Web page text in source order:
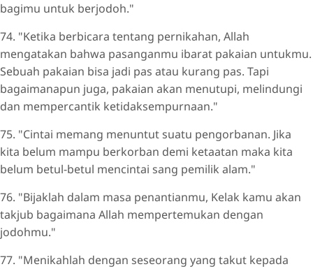
bagimu untuk berjodoh."
74. "Ketika berbicara tentang pernikahan, Allah
mengatakan bahwa pasanganmu ibarat pakaian untukmu.
Sebuah pakaian bisa jadi pas atau kurang pas. Tapi
bagaimanapun juga, pakaian akan menutupi, melindungi
dan mempercantik ketidaksempurnaan."
75. "Cintai memang menuntut suatu pengorbanan. Jika
kita belum mampu berkorban demi ketaatan maka kita
belum betul-betul mencintai sang pemilik alam."
76. "Bijaklah dalam masa penantianmu, Kelak kamu akan
takjub bagaimana Allah mempertemukan dengan
jodohmu."
77. "Menikahlah dengan seseorang yang takut kepada